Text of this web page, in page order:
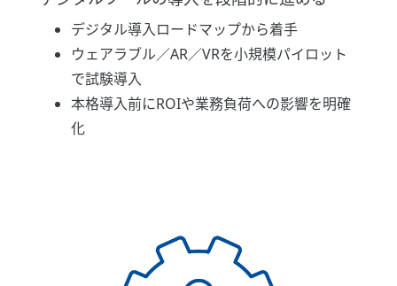
デジタル導入ロードマップから着手
ウェアラブル／AR／VRを小規模パイロット
で試験導入
本格導入前にROIや業務負荷への影響を明確
化